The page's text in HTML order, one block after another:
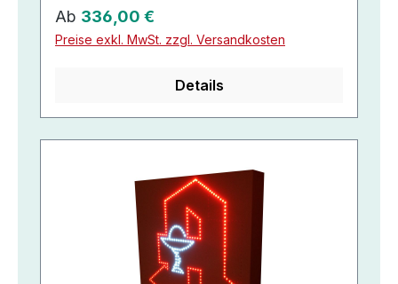
Regulärer Preis:
Ab 336,00 €
Preise exkl. MwSt. zzgl. Versandkosten
Details